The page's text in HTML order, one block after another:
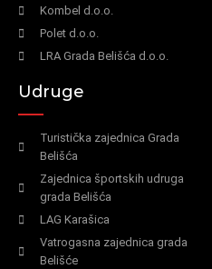
Kombel d.o.o.
Polet d.o.o.
LRA Grada Belišća d.o.o.
Udruge
Turistička zajednica Grada
Belišća
Zajednica športskih udruga
grada Belišća
LAG Karašica
Vatrogasna zajednica grada
Belišće